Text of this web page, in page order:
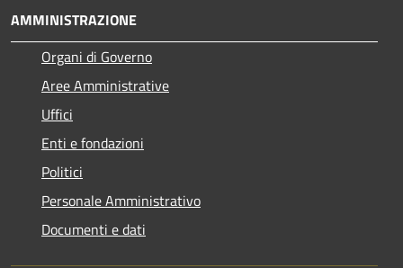
AMMINISTRAZIONE
Organi di Governo
Aree Amministrative
Uffici
Enti e fondazioni
Politici
Personale Amministrativo
Documenti e dati